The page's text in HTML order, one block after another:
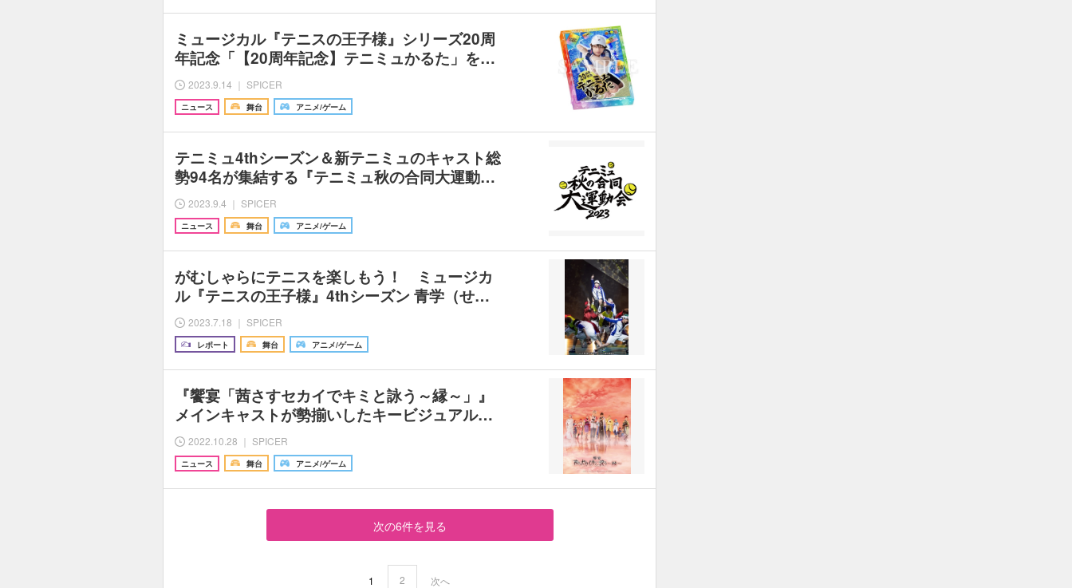
ミュージカル『テニスの王子様』シリーズ20周
年記念「【20周年記念】テニミュかるた」を…
2023.9.14 ｜ SPICER
ニュース 舞台 アニメ/ゲーム
テニミュ4thシーズン＆新テニミュのキャスト総
勢94名が集結する『テニミュ秋の合同⼤運動…
2023.9.4 ｜ SPICER
ニュース 舞台 アニメ/ゲーム
がむしゃらにテニスを楽しもう！ ミュージカ
ル『テニスの王子様』4thシーズン 青学（せ…
2023.7.18 ｜ SPICER
レポート 舞台 アニメ/ゲーム
『饗宴「茜さすセカイでキミと詠う～縁～」』
メインキャストが勢揃いしたキービジュアル…
2022.10.28 ｜ SPICER
ニュース 舞台 アニメ/ゲーム
次の6件を見る
1 2 次へ